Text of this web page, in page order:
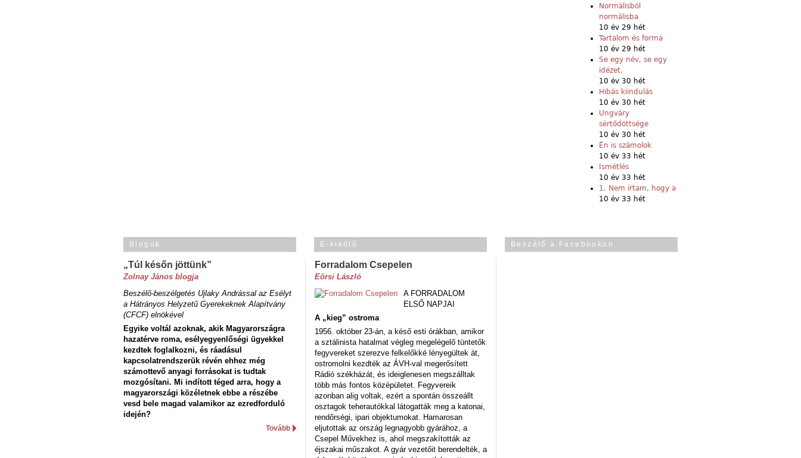
Normálisból
normálisba
10 év 29 hét
Tartalom és forma
10 év 29 hét
Se egy név, se egy
idézet,
10 év 30 hét
Hibás kiindulás
10 év 30 hét
Ungváry
sértődöttsége
10 év 30 hét
Én is számolok
10 év 33 hét
Ismétlés
10 év 33 hét
1. Nem írtam, hogy a
10 év 33 hét
Blogok
„Túl későn jöttünk”
Zolnay János blogja
Beszélő-beszélgetés Ujlaky Andrással az Esélyt
a Hátrányos Helyzetű Gyerekeknek Alapítvány
(CFCF) elnökével
Egyike voltál azoknak, akik Magyarországra
hazatérve roma, esélyegyenlőségi ügyekkel
kezdtek foglalkozni, és ráadásul
kapcsolatrendszerük révén ehhez még
számottevő anyagi forrásokat is tudtak
mozgósítani. Mi indított téged arra, hogy a
magyarországi közéletnek ebbe a részébe
vesd bele magad valamikor az ezredforduló
idején?
Tovább
E-kikötő
Forradalom Csepelen
Eörsi László
A FORRADALOM
ELSŐ NAPJAI
A „kieg” ostroma
1956. október 23-án, a késő esti órákban, amikor
a sztálinista hatalmat végleg megelégelő tüntetők
fegyvereket szerezve felkelőkké lényegültek át,
ostromolni kezdték az ÁVH-val megerősített
Rádió székházát, és ideiglenesen megszálltak
több más fontos középületet. Fegyvereik
azonban alig voltak, ezért a spontán összeállt
osztagok teherautókkal látogatták meg a katonai,
rendőrségi, ipari objektumokat. Hamarosan
eljutottak az ország legnagyobb gyárához, a
Csepel Művekhez is, ahol megszakították az
éjszakai műszakot. A gyár vezetőit berendelték, a
Beszélő a Facebookon